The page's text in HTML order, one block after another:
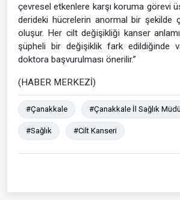
çevresel etkenlere karşı koruma görevi
derideki hücrelerin anormal bir şekilde
oluşur. Her cilt değişikliği kanser
şüpheli bir değişiklik fark edildiğinde
doktora başvurulması önerilir.”
(HABER MERKEZİ)
#Çanakkale #Çanakkale İl Sağlık
#Sağlık #Cilt Kanseri